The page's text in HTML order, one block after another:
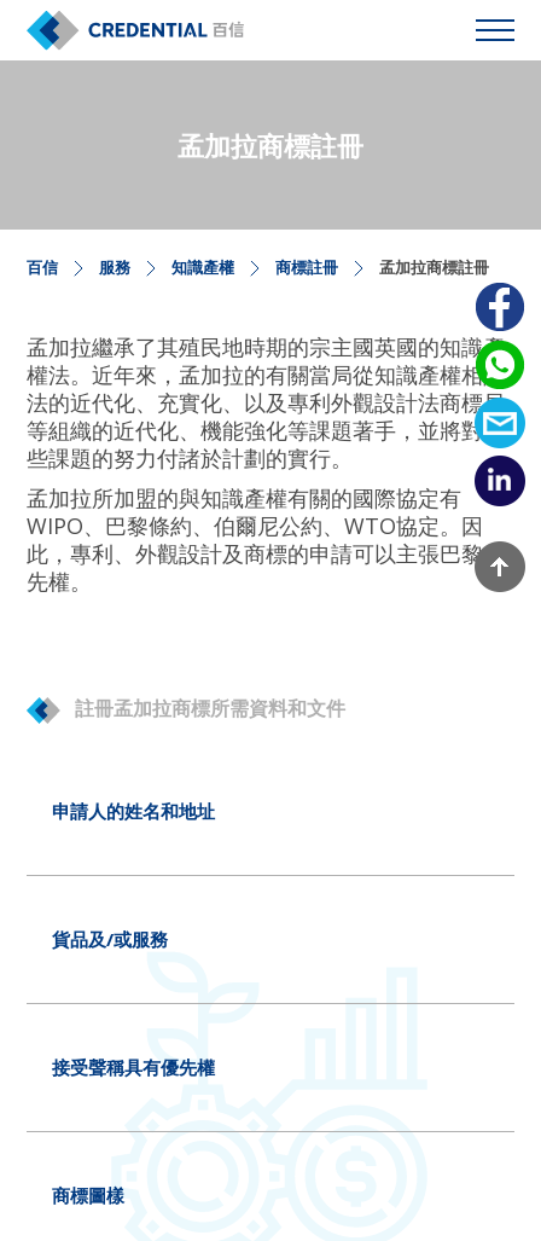
孟加拉商標註冊
百信 服務 知識產權 商標註冊 孟加拉商標註冊
孟加拉繼承了其殖民地時期的宗主國英國的知識產
權法。近年來，孟加拉的有關當局從知識產權相關
法的近代化、充實化、以及專利外觀設計法商標局
等組織的近代化、機能強化等課題著手，並將對這
些課題的努力付諸於計劃的實行。
孟加拉所加盟的與知識產權有關的國際協定有
WIPO、巴黎條約、伯爾尼公約、WTO協定。因
此，專利、外觀設計及商標的申請可以主張巴黎優
先權。
註冊孟加拉商標所需資料和文件
申請人的姓名和地址
貨品及/或服務
接受聲稱具有優先權
商標圖樣